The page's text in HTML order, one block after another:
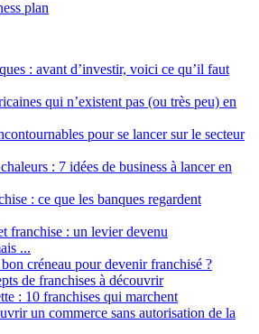
plan
: avant d’investir, voici ce qu’il faut
qui n’existent pas (ou très peu) en
pour se lancer sur le secteur
: 7 idées de business à lancer en
: ce que les banques regardent
franchise : un levier devenu
...
créneau pour devenir franchisé ?
de franchises à découvrir
: 10 franchises qui marchent
un commerce sans autorisation de la